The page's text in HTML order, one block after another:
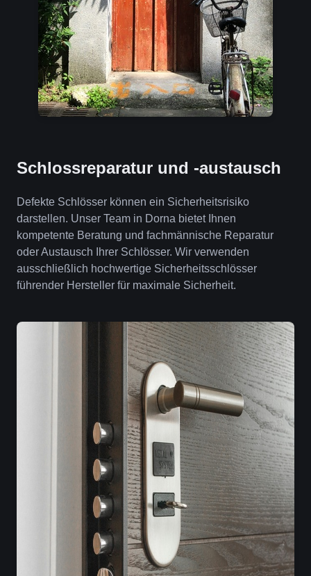
Schlossreparatur und -austausch
Defekte Schlösser können ein Sicherheitsrisiko
darstellen. Unser Team in Dorna bietet Ihnen
kompetente Beratung und fachmännische Reparatur
oder Austausch Ihrer Schlösser. Wir verwenden
ausschließlich hochwertige Sicherheitsschlösser
führender Hersteller für maximale Sicherheit.